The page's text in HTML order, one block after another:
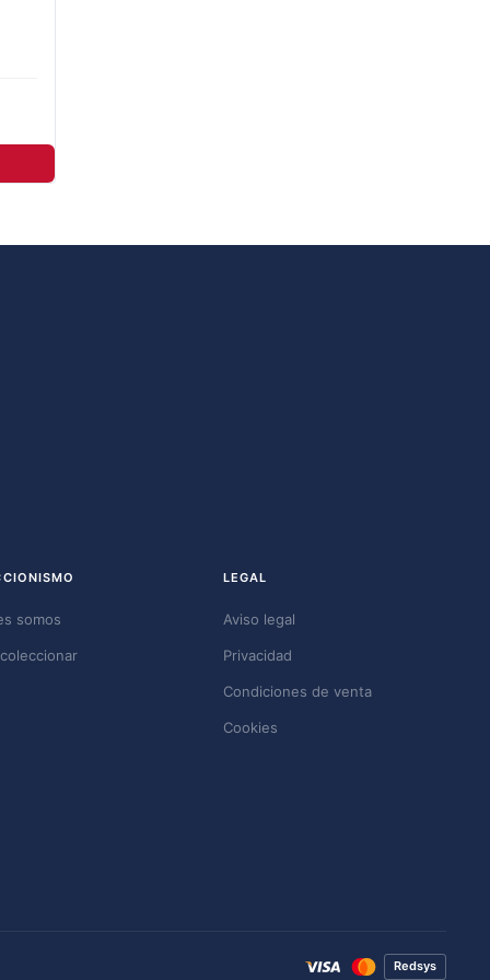
somos
LEGAL
Aviso legal
Privacidad
Condiciones de venta
Cookies
Redsys